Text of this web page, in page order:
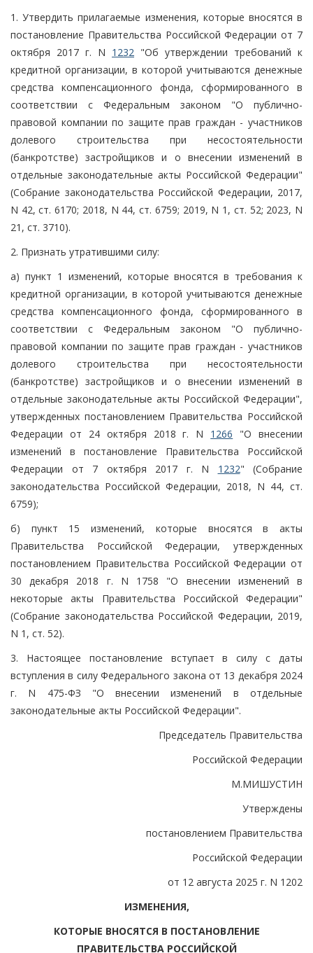
1. Утвердить прилагаемые изменения, которые вносятся в
постановление Правительства Российской Федерации от 7
октября 2017 г. N 1232 "Об утверждении требований к
кредитной организации, в которой учитываются денежные
средства компенсационного фонда, сформированного в
соответствии с Федеральным законом "О публично-
правовой компании по защите прав граждан - участников
долевого строительства при несостоятельности
(банкротстве) застройщиков и о внесении изменений в
отдельные законодательные акты Российской Федерации"
(Собрание законодательства Российской Федерации, 2017,
N 42, ст. 6170; 2018, N 44, ст. 6759; 2019, N 1, ст. 52; 2023, N
21, ст. 3710).
2. Признать утратившими силу:
а) пункт 1 изменений, которые вносятся в требования к
кредитной организации, в которой учитываются денежные
средства компенсационного фонда, сформированного в
соответствии с Федеральным законом "О публично-
правовой компании по защите прав граждан - участников
долевого строительства при несостоятельности
(банкротстве) застройщиков и о внесении изменений в
отдельные законодательные акты Российской Федерации",
утвержденных постановлением Правительства Российской
Федерации от 24 октября 2018 г. N 1266 "О внесении
изменений в постановление Правительства Российской
Федерации от 7 октября 2017 г. N 1232" (Собрание
законодательства Российской Федерации, 2018, N 44, ст.
6759);
б) пункт 15 изменений, которые вносятся в акты
Правительства Российской Федерации, утвержденных
постановлением Правительства Российской Федерации от
30 декабря 2018 г. N 1758 "О внесении изменений в
некоторые акты Правительства Российской Федерации"
(Собрание законодательства Российской Федерации, 2019,
N 1, ст. 52).
3. Настоящее постановление вступает в силу с даты
вступления в силу Федерального закона от 13 декабря 2024
г. N 475-ФЗ "О внесении изменений в отдельные
законодательные акты Российской Федерации".
Председатель Правительства
Российской Федерации
М.МИШУСТИН
Утверждены
постановлением Правительства
Российской Федерации
от 12 августа 2025 г. N 1202
ИЗМЕНЕНИЯ,
КОТОРЫЕ ВНОСЯТСЯ В ПОСТАНОВЛЕНИЕ
ПРАВИТЕЛЬСТВА РОССИЙСКОЙ